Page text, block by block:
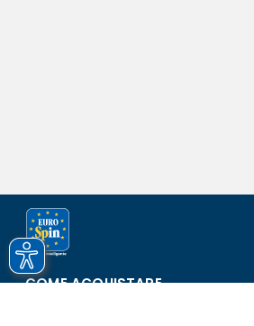
COME ACQUISTARE